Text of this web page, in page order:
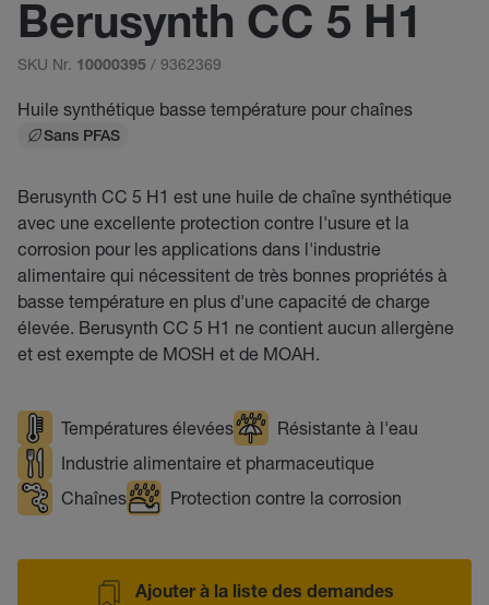
Berusynth CC 5 H1
SKU Nr. 10000395 / 9362369
Huile synthétique basse température pour chaînes
Sans PFAS
Berusynth CC 5 H1 est une huile de chaîne synthétique
avec une excellente protection contre l'usure et la
corrosion pour les applications dans l'industrie
alimentaire qui nécessitent de très bonnes propriétés à
basse température en plus d'une capacité de charge
élevée. Berusynth CC 5 H1 ne contient aucun allergène
et est exempte de MOSH et de MOAH.
Températures élevées
Résistante à l'eau
Industrie alimentaire et pharmaceutique
Chaînes
Protection contre la corrosion
Ajouter à la liste des demandes